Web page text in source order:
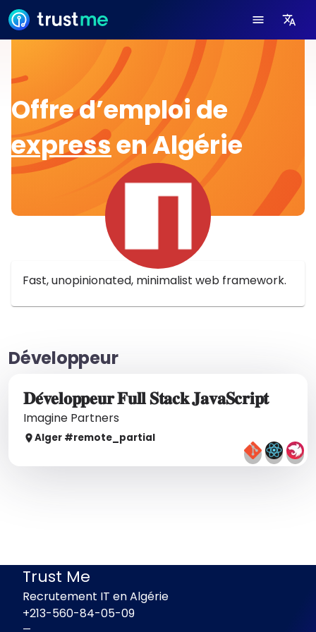
Offre d’emploi de
expressen Algérie
Fast, unopinionated, minimalist web framework.
Développeur
𝐃𝐞́𝐯𝐞𝐥𝐨𝐩𝐩𝐞𝐮𝐫 𝐅𝐮𝐥𝐥 𝐒𝐭𝐚𝐜𝐤 𝐉𝐚𝐯𝐚𝐒𝐜𝐫𝐢𝐩𝐭
Imagine Partners
Alger #remote_ partial
Trust Me
Recrutement IT en Algérie
+213-560-84-05-09
—